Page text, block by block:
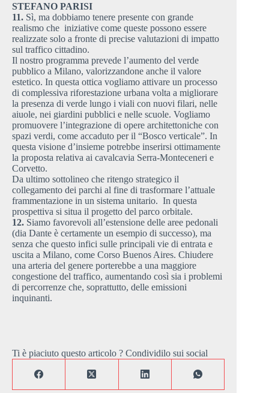
STEFANO PARISI
11. Sì, ma dobbiamo tenere presente con grande
realismo che iniziative come queste possono essere
realizzate solo a fronte di precise valutazioni di impatto
sul traffico cittadino.
Il nostro programma prevede l’aumento del verde
pubblico a Milano, valorizzandone anche il valore
estetico. In questa ottica vogliamo attivare un processo
di complessiva riforestazione urbana volta a migliorare
la presenza di verde lungo i viali con nuovi filari, nelle
aiuole, nei giardini pubblici e nelle scuole. Vogliamo
promuovere l’integrazione di opere architettoniche con
spazi verdi, come accaduto per il “Bosco verticale”. In
questa visione d’insieme potrebbe inserirsi ottimamente
la proposta relativa ai cavalcavia Serra-Monteceneri e
Corvetto.
Da ultimo sottolineo che ritengo strategico il
collegamento dei parchi al fine di trasformare l’attuale
frammentazione in un sistema unitario. In questa
prospettiva si situa il progetto del parco orbitale.
12. Siamo favorevoli all’estensione delle aree pedonali
(dia Dante è certamente un esempio di successo), ma
senza che questo infici sulle principali vie di entrata e
uscita a Milano, come Corso Buenos Aires. Chiudere
una arteria del genere porterebbe a una maggiore
congestione del traffico, aumentando così sia i problemi
di percorrenze che, soprattutto, delle emissioni
inquinanti.
Ti è piaciuto questo articolo ? Condividilo sui social